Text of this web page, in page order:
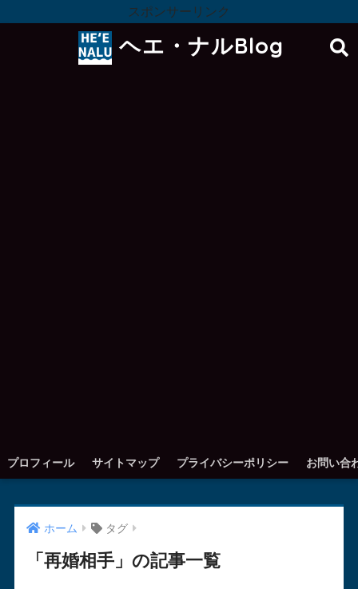
スポンサーリンク
ヘエ・ナルBlog
プロフィール サイトマップ プライバシーポリシー お問い合
ホーム タグ
「再婚相手」の記事一覧